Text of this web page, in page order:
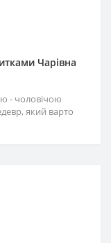
Чарівна
- чоловічою
який варто